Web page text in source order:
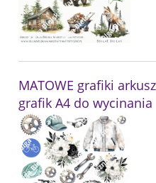
MATOWE grafiki
grafik A4 do wycinania